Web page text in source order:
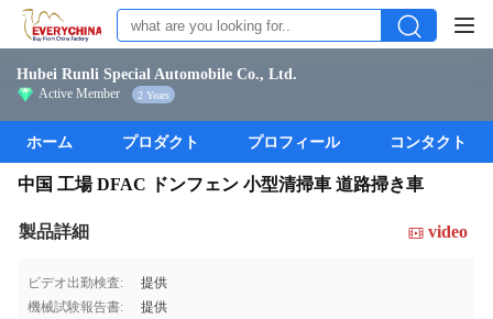
Hubei Runli Special Automobile Co., Ltd.
Active Member 2 Years
ホーム プロダクト プロフィール コンタクト
中国 工場 DFAC ドンフェン 小型清掃車 道路掃き車
製品詳細 video
ビデオ出勤検査:
提供
機械試験報告書:
提供